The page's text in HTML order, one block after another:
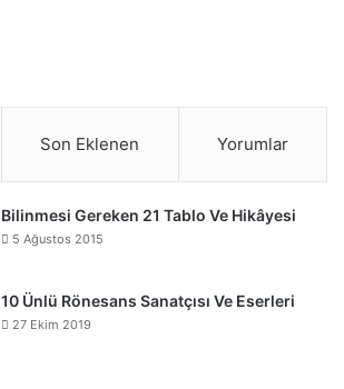
Son Eklenen Yorumlar
Bilinmesi Gereken 21 Tablo Ve Hikâyesi
5 Ağustos 2015
10 Ünlü Rönesans Sanatçısı Ve Eserleri
27 Ekim 2019